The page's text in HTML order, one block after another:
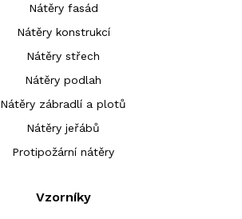
Nátěry fasád
Nátěry konstrukcí
Nátěry střech
Nátěry podlah
Nátěry zábradlí a plotů
Nátěry jeřábů
Protipožární nátěry
Vzorníky